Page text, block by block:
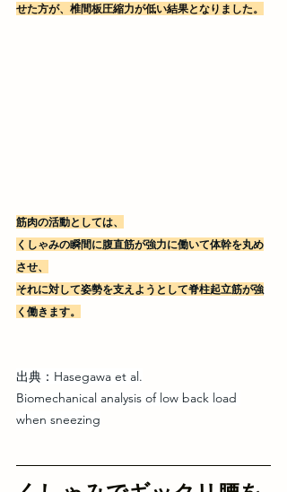
せた方が、椎間板圧縮力が低い結果となりました。
筋肉の活動としては、
くしゃみの瞬間に腹直筋が強力に働いて体幹を丸め
させ、
それに対して姿勢を支えようとして脊柱起立筋が強
く働きます。
出典：Hasegawa et al.
Biomechanical analysis of low back load
when sneezing